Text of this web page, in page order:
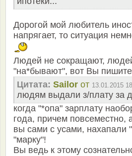
Дорогой мой любитель
напрягает, то ситуация
Людей не сокращают,
"на*бывают", вот Вы
Цитата: Sailor от 13.01.2015
людям выдали з/плату за
когда "*опа" зарплату
года, причем повсеместно,
вы сами с усами, нахапали
"марку"!
Вы ведь к этому